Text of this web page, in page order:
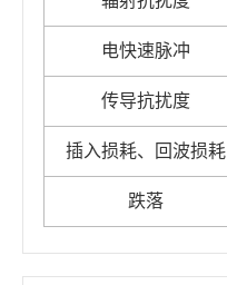
电快速脉冲
传导抗扰度
插入损耗、回波损耗
跌落